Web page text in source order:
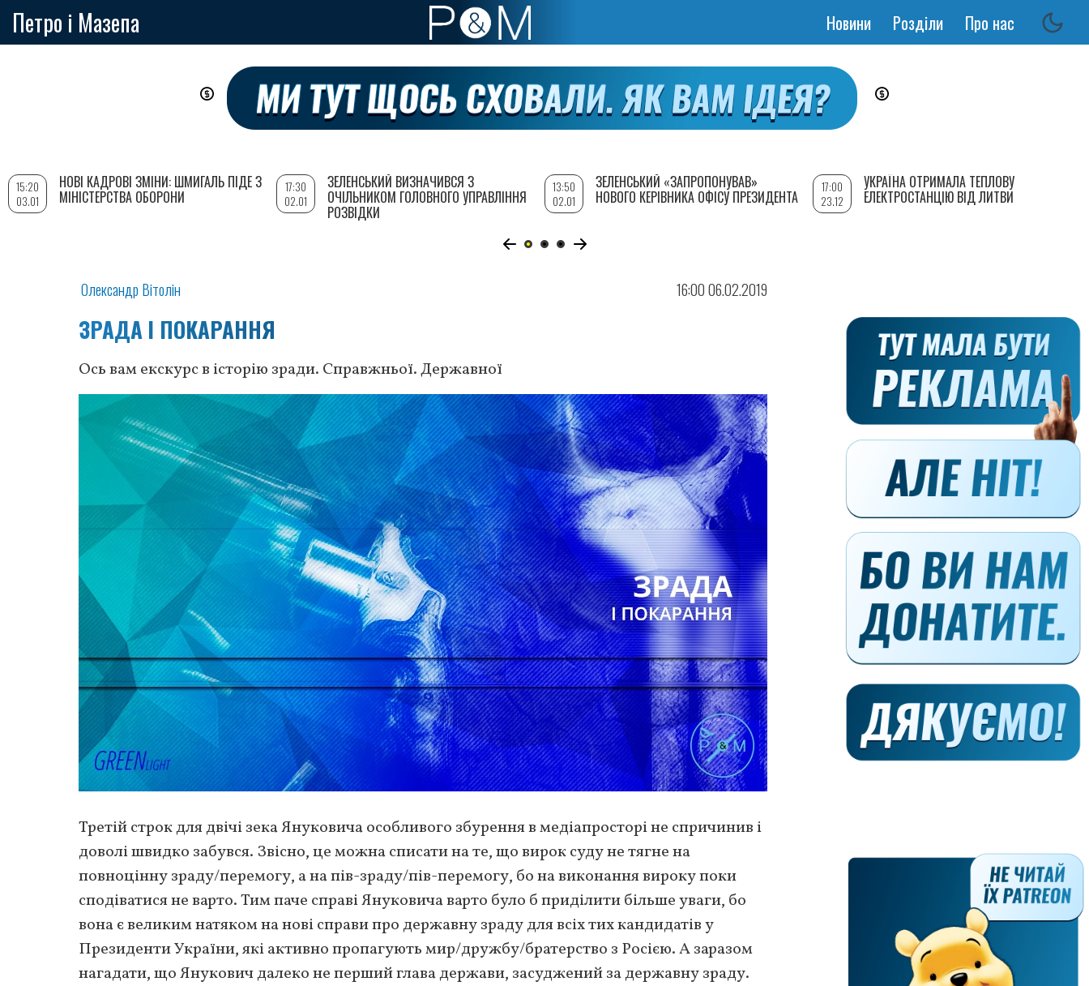
Петро і Мазепа
Основная
Новини Розділи Про нас
Олександр Вітолін 16:00 06.02.2019
ЗРАДА І ПОКАРАННЯ
Ось вам екскурс в історію зради. Справжньої. Державної
Третій строк для двічі зека Януковича особливого збурення в медіапросторі не спричинив і
доволі швидко забувся. Звісно, це можна списати на те, що вирок суду не тягне на
повноцінну зраду/перемогу, а на пів-зраду/пів-перемогу, бо на виконання вироку поки
сподіватися не варто. Тим паче справі Януковича варто було б приділити більше уваги, бо
вона є великим натяком на нові справи про державну зраду для всіх тих кандидатів у
Президенти України, які активно пропагують мир/дружбу/братерство з Росією. А заразом
нагадати, що Янукович далеко не перший глава держави, засуджений за державну зраду.
15:20
03.01
НОВІ КАДРОВІ ЗМІНИ: ШМИГАЛЬ ПІДЕ З
МІНІСТЕРСТВА ОБОРОНИ
17:30
02.01
ЗЕЛЕНСЬКИЙ ВИЗНАЧИВСЯ З
ОЧІЛЬНИКОМ ГОЛОВНОГО УПРАВЛІННЯ
РОЗВІДКИ
13:50
02.01
ЗЕЛЕНСЬКИЙ «ЗАПРОПОНУВАВ»
НОВОГО КЕРІВНИКА ОФІСУ ПРЕЗИДЕНТА
17:00
23.12
УКРАЇНА ОТРИМАЛА ТЕПЛОВУ
ЕЛЕКТРОСТАНЦІЮ ВІД ЛИТВИ